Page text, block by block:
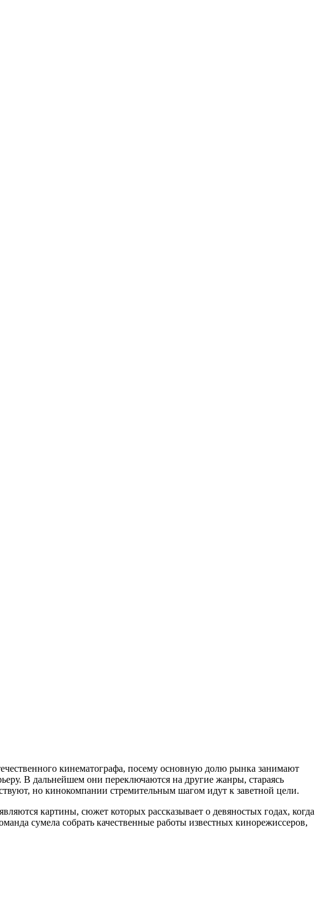
кинематографа, посему основную долю рынка занимают
В дальнейшем они переключаются на другие жанры, стараясь
но кинокомпании стремительным шагом идут к заветной цели.
картины, сюжет которых рассказывает о девяностых годах, когда
сумела собрать качественные работы известных кинорежиссеров,